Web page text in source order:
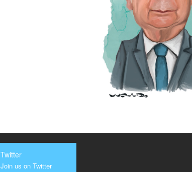
Twitter
Join us on Twitter